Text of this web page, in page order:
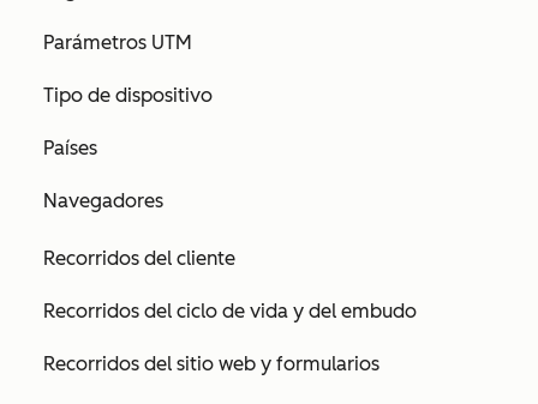
Parámetros UTM
Tipo de dispositivo
Países
Navegadores
Recorridos del cliente
Recorridos del ciclo de vida y del embudo
Recorridos del sitio web y formularios